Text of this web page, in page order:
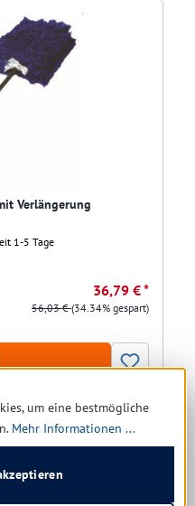
Verlängerung
1-5 Tage
36,79 € *
56,03 €(34.34% gespart)
um eine bestmögliche
Mehr Informationen ...